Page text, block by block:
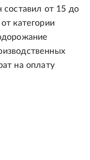
составил от 15 до
категории
на оплату